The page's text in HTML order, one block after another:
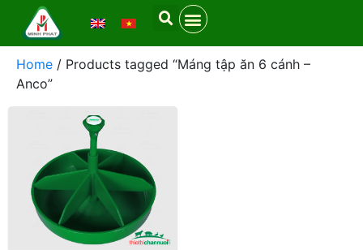
Home / Products tagged “Máng tập ăn 6 cánh –
Anco”